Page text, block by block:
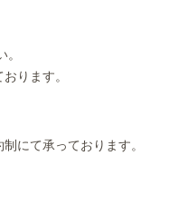
ります。
にて承っております。